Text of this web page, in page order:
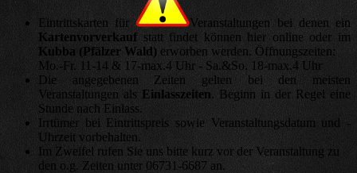
Eintrittskarten für
Veranstaltungen bei denen ein
Kartenvorverkaufstatt findet können hier online oder im
Kubba (Pfälzer Wald) erworben werden. Öffnungszeiten:
Mo.-Fr. 11-14 & 17-max.4 Uhr - Sa.&So. 18-max.4 Uhr
Die angegebenen Zeiten gelten bei den meisten
Veranstaltungen als Einlasszeiten. Beginn in der Regel eine
Stunde nach Einlass.
Irrtümer bei Eintrittspreis sowie Veranstaltungsdatum und -
Uhrzeit vorbehalten.
Im Zweifel rufen Sie uns bitte kurz vor der Veranstaltung zu
den o.g. Zeiten unter 06731-6687 an.